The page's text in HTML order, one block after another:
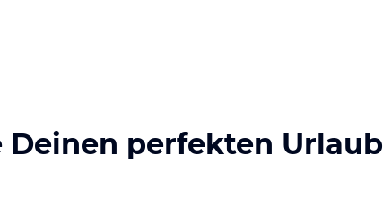
Deinen perfekten Urlaub